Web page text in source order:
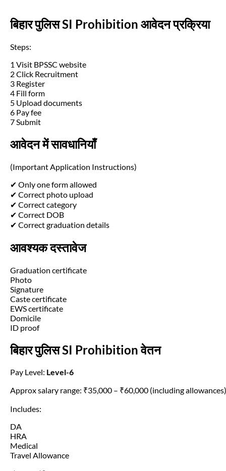
बिहार पुलिस SI Prohibition आवेदन प्रक्रिया
Steps:
1 Visit BPSSC website
2 Click Recruitment
3 Register
4 Fill form
5 Upload documents
6 Pay fee
7 Submit
आवेदन में सावधानियाँ
(Important Application Instructions)
✔ Only one form allowed
✔ Correct photo upload
✔ Correct category
✔ Correct DOB
✔ Correct graduation details
आवश्यक दस्तावेज
Graduation certificate
Photo
Signature
Caste certificate
EWS certificate
Domicile
ID proof
बिहार पुलिस SI Prohibition वेतन
Pay Level: Level-6
Approx salary range: ₹35,000 – ₹60,000 (including allowances)
Includes:
DA
HRA
Medical
Travel Allowance